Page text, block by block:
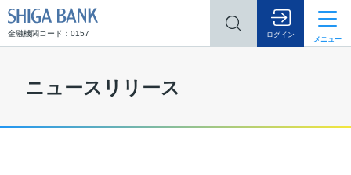
金融機関コード：0157 ログイン
メニュー
ニュースリリース